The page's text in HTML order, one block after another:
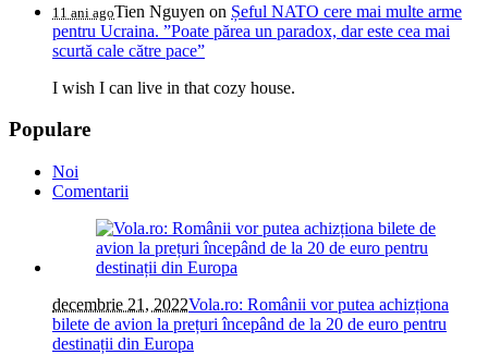
11 ani agoTien Nguyen on Șeful NATO cere mai multe arme
pentru Ucraina. ”Poate părea un paradox, dar este cea mai
scurtă cale către pace”
I wish I can live in that cozy house.
Populare
Noi
Comentarii
decembrie 21, 2022Vola.ro: Românii vor putea achizționa
bilete de avion la prețuri începând de la 20 de euro pentru
destinații din Europa